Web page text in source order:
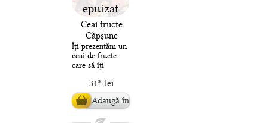
epuizat
Ceai fructe
Căpșune
Guava
Îți prezentăm un
ceai de fructe
care să îți
dar și pofta în
orice zi a anului:
o li..
3100lei
Adaugă în
coș